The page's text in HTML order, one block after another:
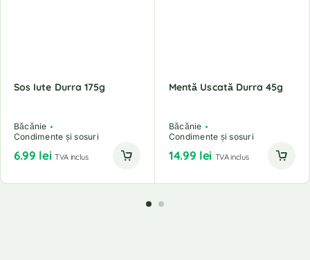
Sos Iute Durra 175g
Băcănie
Condimente și sosuri
6.99 lei TVA inclus
Mentă Uscată Durra 45g
Băcănie
Condimente și sosuri
14.99 lei TVA inclus